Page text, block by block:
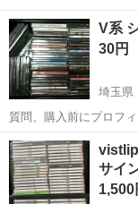
V系
30円
埼玉県
質問、購入前にプロフィール必
バスは別に出品中です
ので、お好きな方どう
殆どが読み取り確認後
埼玉 飯能市 元
vistlip
サイ
1,500